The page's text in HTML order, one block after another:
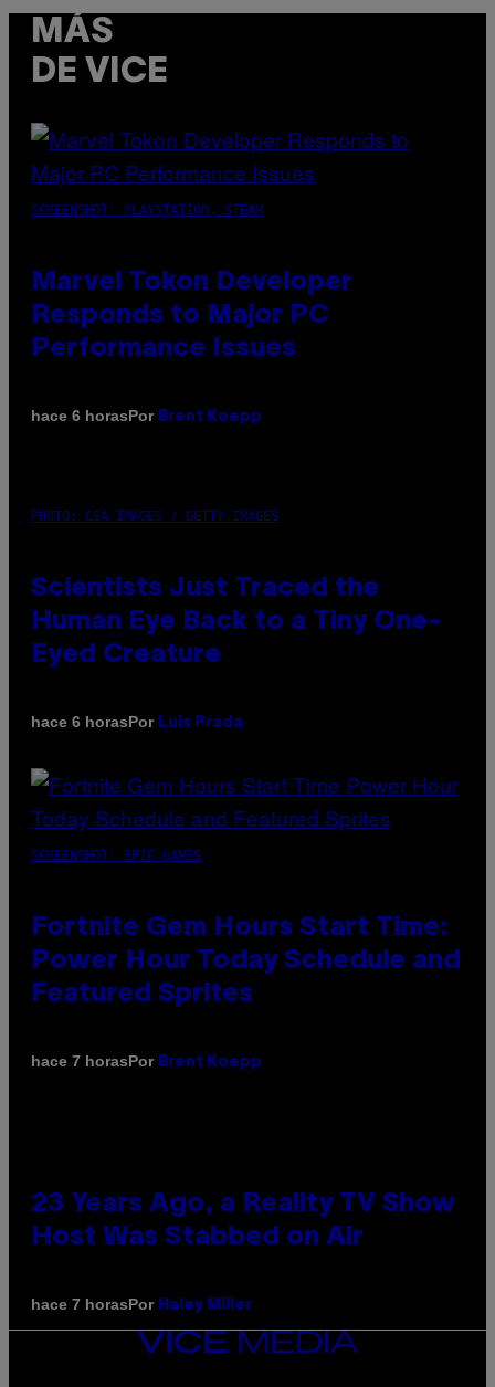
MÁS
DE VICE
SCREENSHOT: PLAYSTATION, STEAM
Marvel Tokon Developer
Responds to Major PC
Performance Issues
hace 6 horasPor Brent Koepp
PHOTO: CSA IMAGES / GETTY IMAGES
Scientists Just Traced the
Human Eye Back to a Tiny One-
Eyed Creature
hace 6 horasPor Luis Prada
SCREENSHOT: EPIC GAMES
Fortnite Gem Hours Start Time:
Power Hour Today Schedule and
Featured Sprites
hace 7 horasPor Brent Koepp
23 Years Ago, a Reality TV Show
Host Was Stabbed on Air
hace 7 horasPor Haley Miller
VICE
MEDIA